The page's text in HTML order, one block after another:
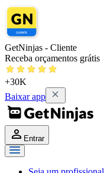
GetNinjas - Cliente
Receba orçamentos grátis
+30K
Baixar app
Entrar